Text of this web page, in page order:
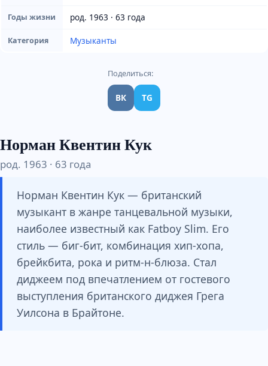
Годы жизни род. 1963 · 63 года
Категория Музыканты
Поделиться:
ВК TG
Норман Квентин Кук
род. 1963 · 63 года
Норман Квентин Кук — британский
музыкант в жанре танцевальной музыки,
наиболее известный как Fatboy Slim. Его
стиль — биг-бит, комбинация хип-хопа,
брейкбита, рока и ритм-н-блюза. Стал
диджеем под впечатлением от гостевого
выступления британского диджея Грега
Уилсона в Брайтоне.